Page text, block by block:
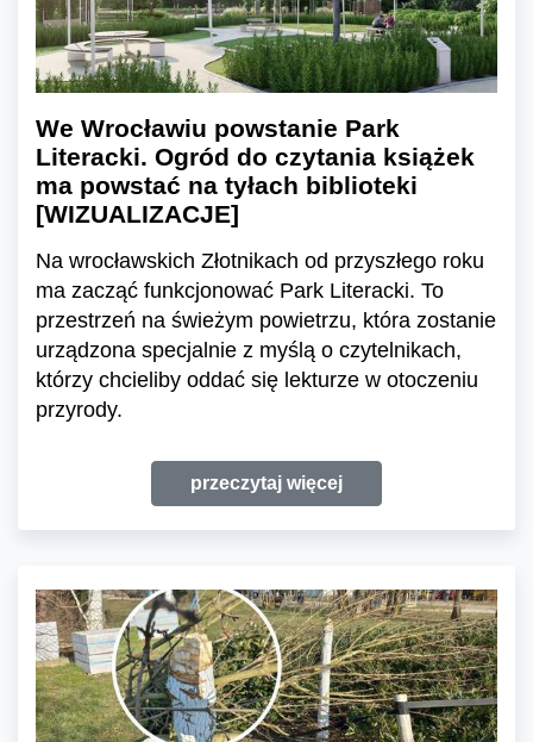
We Wrocławiu powstanie Park
Literacki. Ogród do czytania książek
ma powstać na tyłach biblioteki
[WIZUALIZACJE]
Na wrocławskich Złotnikach od przyszłego roku
ma zacząć funkcjonować Park Literacki. To
przestrzeń na świeżym powietrzu, która zostanie
urządzona specjalnie z myślą o czytelnikach,
którzy chcieliby oddać się lekturze w otoczeniu
przyrody.
przeczytaj więcej